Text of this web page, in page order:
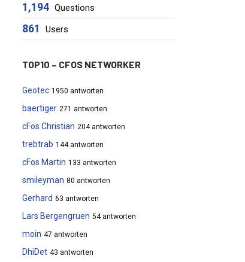
1,194 Questions
861 Users
TOP10 – CFOS NETWORKER
Geotec 1950 antworten
baertiger 271 antworten
cFos Christian 204 antworten
trebtrab 144 antworten
cFos Martin 133 antworten
smileyman 80 antworten
Gerhard 63 antworten
Lars Bergengruen 54 antworten
moin 47 antworten
DhiDet 43 antworten